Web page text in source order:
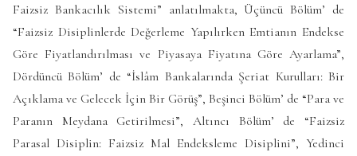
Faizsiz Bankacılık Sistemi” anlatılmakta, Üçüncü Bölüm’ de
“Faizsiz Disiplinlerde Değerleme Yapılırken Emtianın Endekse
Göre Fiyatlandırılması ve Piyasaya Fiyatına Göre Ayarlama”,
Dördüncü Bölüm’ de “İslâm Bankalarında Şeriat Kurulları: Bir
Açıklama ve Gelecek İçin Bir Görüş”, Beşinci Bölüm’ de “Para ve
Paranın Meydana Getirilmesi”, Altıncı Bölüm’ de “Faizsiz
Parasal Disiplin: Faizsiz Mal Endeksleme Disiplini”, Yedinci